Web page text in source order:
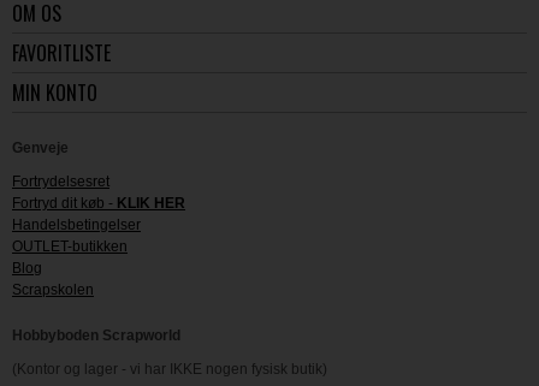
OM OS
FAVORITLISTE
MIN KONTO
Genveje
Fortrydelsesret
Fortryd dit køb - KLIK HER
Handelsbetingelser
OUTLET-butikken
Blog
Scrapskolen
Hobbyboden Scrapworld
(Kontor og lager - vi har IKKE nogen fysisk butik)